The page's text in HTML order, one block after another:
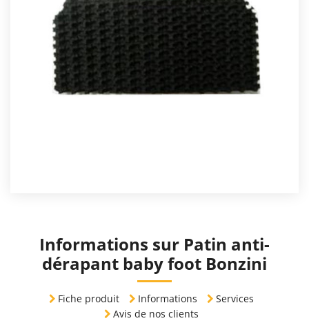
Informations sur Patin anti-
dérapant baby foot Bonzini
Fiche produit Informations
Services
Avis de nos clients